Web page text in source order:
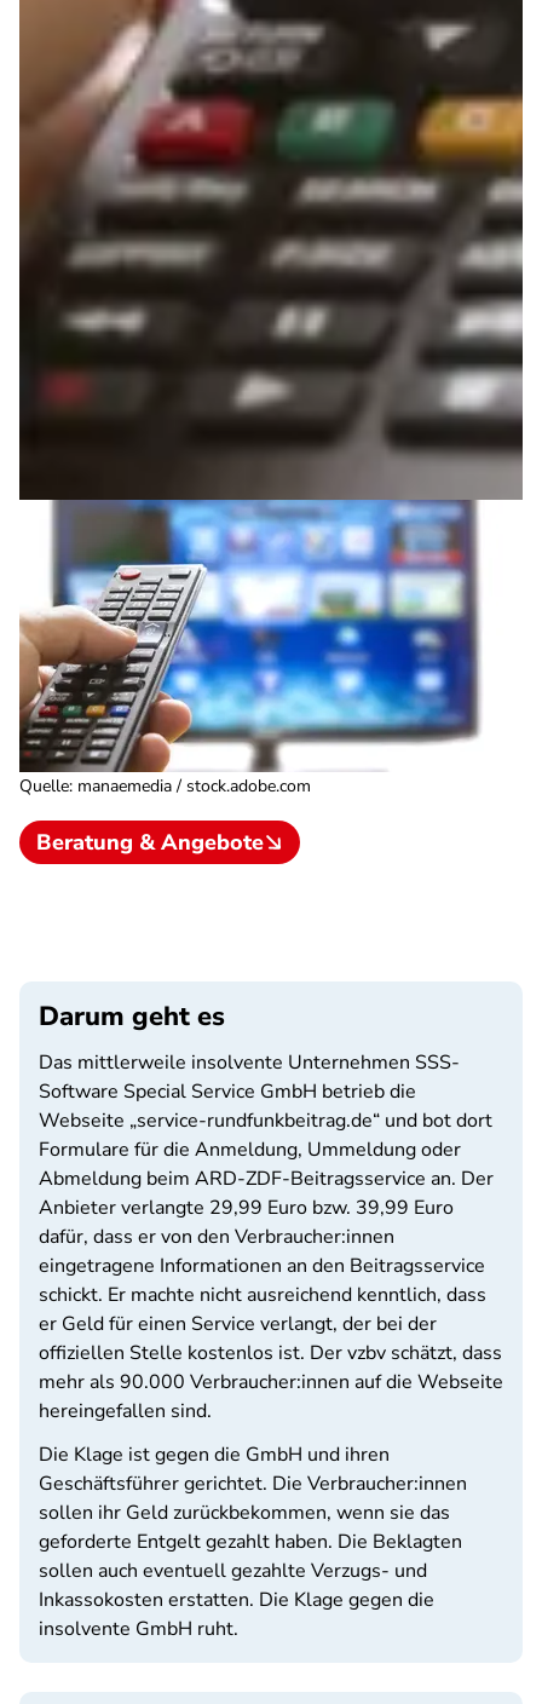
Quelle: manaemedia / stock.adobe.com
Beratung & Angebote
Darum geht es
Das mittlerweile insolvente Unternehmen SSS-
Software Special Service GmbH betrieb die
Webseite „service-rundfunkbeitrag.de“ und bot dort
Formulare für die Anmeldung, Ummeldung oder
Abmeldung beim ARD-ZDF-Beitragsservice an. Der
Anbieter verlangte 29,99 Euro bzw. 39,99 Euro
dafür, dass er von den Verbraucher:innen
eingetragene Informationen an den Beitragsservice
schickt. Er machte nicht ausreichend kenntlich, dass
er Geld für einen Service verlangt, der bei der
offiziellen Stelle kostenlos ist. Der vzbv schätzt, dass
mehr als 90.000 Verbraucher:innen auf die Webseite
hereingefallen sind.
Die Klage ist gegen die GmbH und ihren
Geschäftsführer gerichtet. Die Verbraucher:innen
sollen ihr Geld zurückbekommen, wenn sie das
geforderte Entgelt gezahlt haben. Die Beklagten
sollen auch eventuell gezahlte Verzugs- und
Inkassokosten erstatten. Die Klage gegen die
insolvente GmbH ruht.